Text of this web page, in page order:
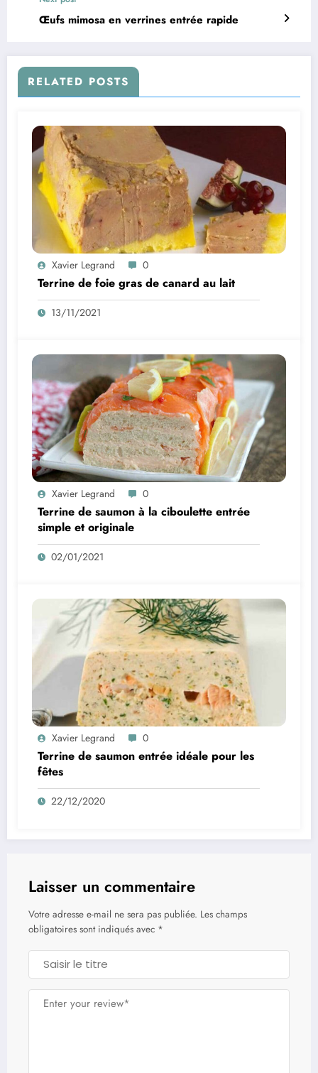
Œufs mimosa en verrines entrée rapide
RELATED POSTS
Xavier Legrand 0
Terrine de foie gras de canard au lait
13/11/2021
Xavier Legrand 0
Terrine de saumon à la ciboulette entrée
simple et originale
02/01/2021
Xavier Legrand 0
Terrine de saumon entrée idéale pour les
fêtes
22/12/2020
Laisser un commentaire
Votre adresse e-mail ne sera pas publiée. Les champs
obligatoires sont indiqués avec *